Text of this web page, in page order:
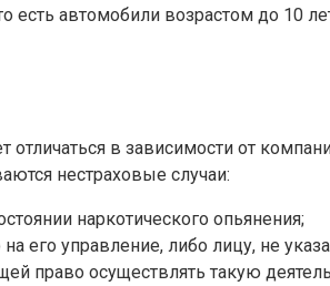
есть автомобили возрастом до 10
в зависимости от
нестраховые случаи:
наркотического опьянения;
его управление, либо лицу, не
право осуществлять такую